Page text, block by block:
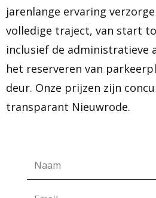
jarenlange ervaring
volledige traject, van start
inclusief de administratieve
het reserveren van
deur. Onze prijzen zijn
transparant Nieuwrode.